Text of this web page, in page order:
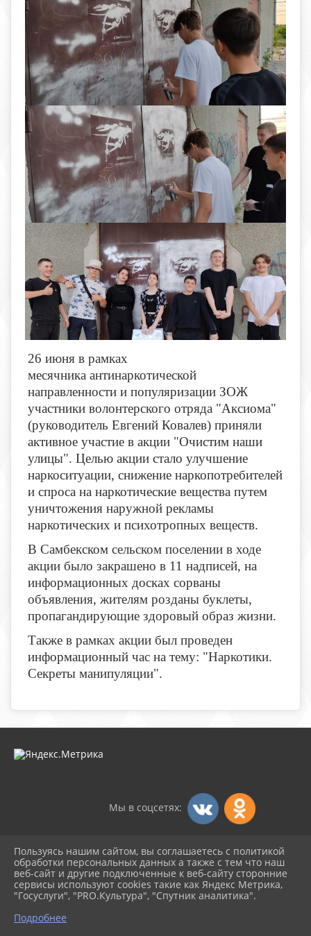
26 июня в рамках
месячника антинаркотической
направленности и популяризации ЗОЖ
участники волонтерского отряда "Аксиома"
(руководитель Евгений Ковалев) приняли
активное участие в акции "Очистим наши
улицы". Целью акции стало улучшение
наркоситуации, снижение наркопотребителей
и спроса на наркотические вещества путем
уничтожения наружной рекламы
наркотических и психотропных веществ.
В Самбекском сельском поселении в ходе
акции было закрашено в 11 надписей, на
информационных досках сорваны
объявления, жителям розданы буклеты,
пропагандирующие здоровый образ жизни.
Также в рамках акции был проведен
информационный час на тему: "Наркотики.
Секреты манипуляции".
Мы в соцсетях:
2026 г. dksambek.ru
Вход
Карта сайта
Политика обработки персональных данных
Сделано на KubCMS
Пользуясь нашим сайтом, вы соглашаетесь с политикой
обработки персональных данных а также с тем что наш
веб-сайт и другие подключенные к веб-сайту сторонние
сервисы используют cookies такие как Яндекс Метрика,
"Госуслуги", "PRO.Культура", "Спутник аналитика".
Подробнее